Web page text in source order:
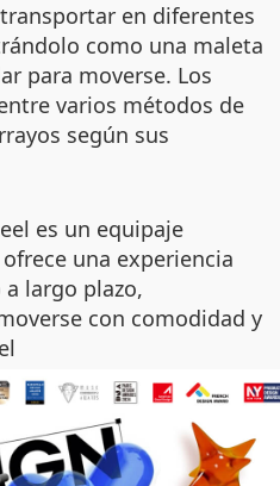
en diferentes
como una maleta
para moverse. Los
varios métodos de
según sus
es un equipaje
una experiencia
largo plazo,
con comodidad y